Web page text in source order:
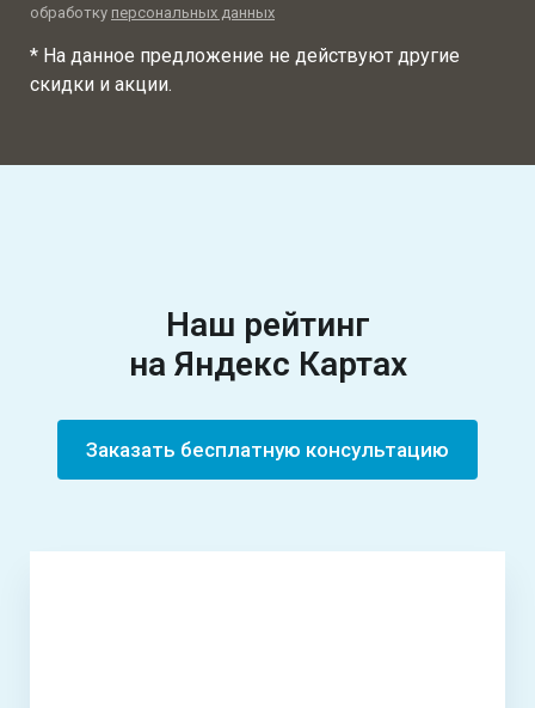
обработку персональных данных
* На данное предложение не действуют другие
скидки и акции.
Наш рейтинг
на Яндекс Картах
Заказать бесплатную консультацию